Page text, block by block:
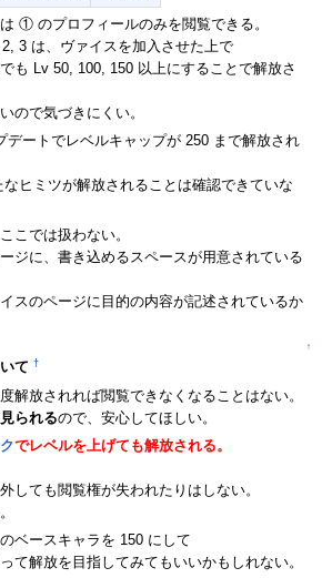
① のプロフィールのみを閲覧できる。
3 は、ヴァイスを加入させた上で
も Lv 50, 100, 150 以上にすることで解放さ
ので気づきにくい。
デートでレベルキャップが 250 まで解放され
ヒミツが解放されることは確認できていな
こでは扱わない。
ジに、書き込めるスペースが用意されている
スのページに目的の内容が記述されているか
↑
て †
解放されれば閲覧できなくなることはない。
られるので、安心してほしい。
でレベルを上げても解放される。
しても閲覧権が失われたりはしない。
ベースキャラを 150 にして
て解放を目指してみてもいいかもしれない。